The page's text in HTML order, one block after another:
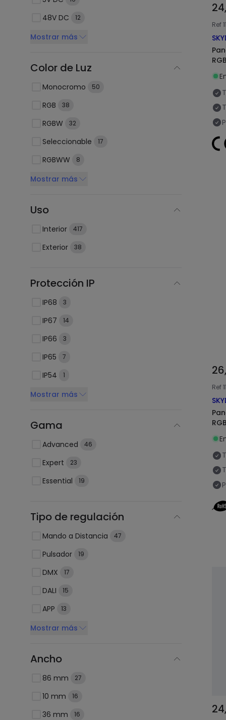
48V DC 12
Mostrar más
Color de Luz
Monocromo 50
RGB 38
RGBW 32
Seleccionable 17
RGBWW 8
Mostrar más
Uso
Interior 417
Exterior 38
Protección IP
IP68 3
IP67 14
IP66 3
IP65 7
IP54 1
Mostrar más
Gama
Advanced 46
Expert 23
Essential 19
Tipo de regulación
Mando a Distancia 47
Pulsador 19
DMX 17
DALI 15
APP 13
Mostrar más
Ancho
86 mm 27
10 mm 16
36 mm 16
Ref
Ref